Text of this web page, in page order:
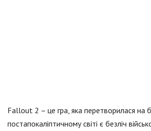
Fallout 2 – це гра, яка перетворилася на
постапокаліптичному світі є безліч